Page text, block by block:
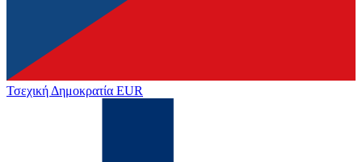
Τσεχική Δημοκρατία EUR